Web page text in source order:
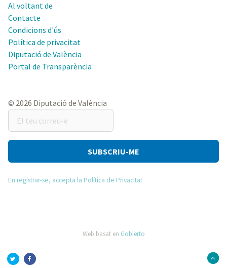
Al voltant de
Contacte
Condicions d'ús
Política de privacitat
Diputació de València
Portal de Transparència
© 2026 Diputació de València
teu
correu-
En registrar-se, accepta la Política de Privacitat
Web basat en Gobierto